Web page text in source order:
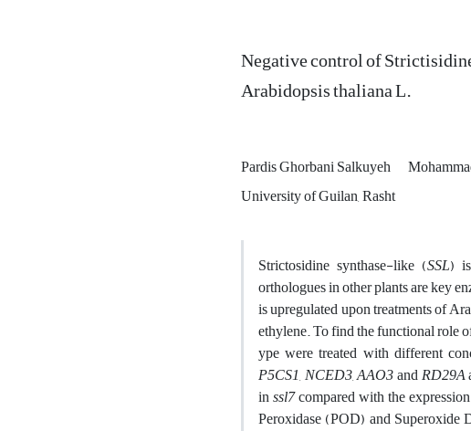
Negative control of
Arabidopsis thaliana L.
Pardis Ghorbani Salkuyeh
University of Guilan, Rasht
Strictosidine synthase-like (SSL)
orthologues in other plants are key
is upregulated upon treatments of
ethylene. To find the functional role
ype were treated with different
P5CS1,NCED3,AAO3andRD29A
inssl7compared with the
Peroxidase (POD) and Superoxide